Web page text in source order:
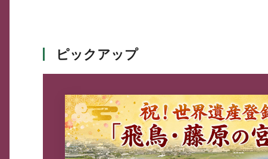
ピックアップ